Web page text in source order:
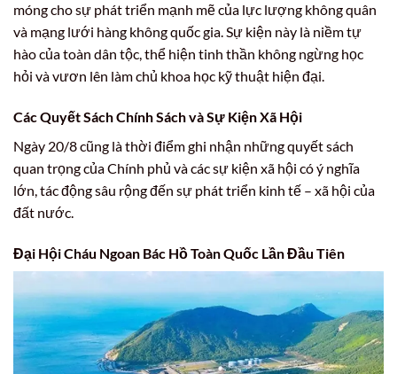
móng cho sự phát triển mạnh mẽ của lực lượng không quân
và mạng lưới hàng không quốc gia. Sự kiện này là niềm tự
hào của toàn dân tộc, thể hiện tinh thần không ngừng học
hỏi và vươn lên làm chủ khoa học kỹ thuật hiện đại.
Các Quyết Sách Chính Sách và Sự Kiện Xã Hội
Ngày 20/8 cũng là thời điểm ghi nhận những quyết sách
quan trọng của Chính phủ và các sự kiện xã hội có ý nghĩa
lớn, tác động sâu rộng đến sự phát triển kinh tế – xã hội của
đất nước.
Đại Hội Cháu Ngoan Bác Hồ Toàn Quốc Lần Đầu Tiên